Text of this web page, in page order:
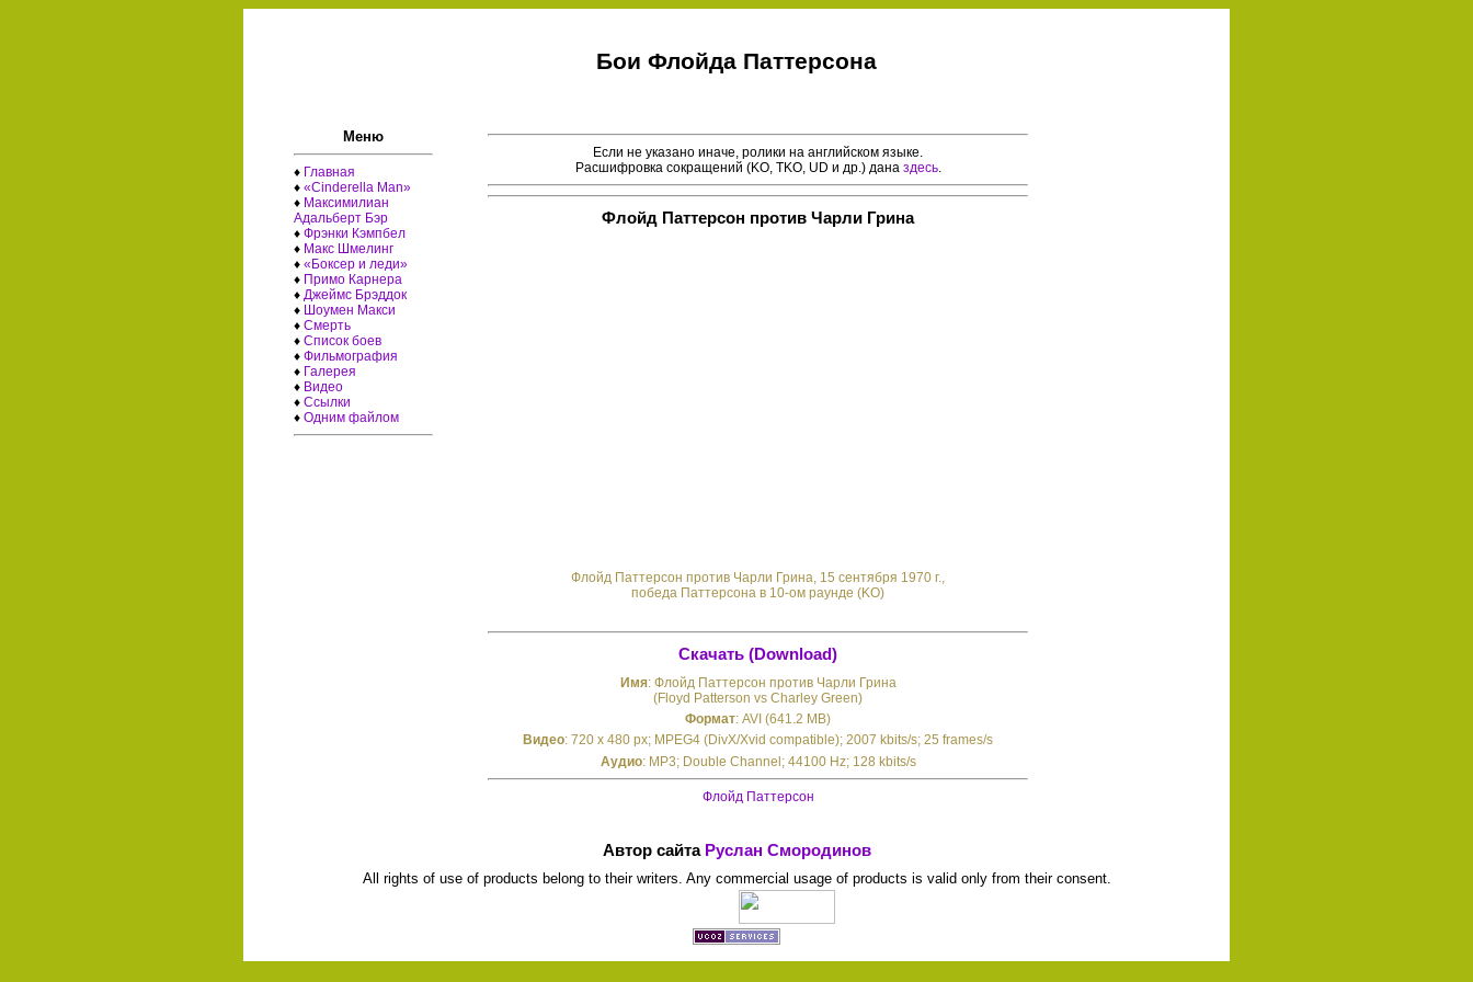
Бои Флойда Паттерсона
Меню
♦ Главная
♦«Cinderella Man»
♦ Максимилиан
Адальберт Бэр
♦Фрэнки Кэмпбел
♦ Макс Шмелинг
♦«Боксер и леди»
♦ Примо Карнера
♦ Джеймс Брэддок
♦ Шоумен Макси
♦Смерть
♦Список боев
♦Фильмография
♦ Галерея
♦ Видео
♦Ссылки
♦Одним файлом
Если не указано иначе, ролики на английском языке.
Расшифровка сокращений (KO, TKO, UD и др.) дана здесь.
Флойд Паттерсон против Чарли Грина
Флойд Паттерсон против Чарли Грина, 15 сентября 1970 г.,
победа Паттерсона в 10-ом раунде (KO)
Скачать (Download)
Имя: Флойд Паттерсон против Чарли Грина
(Floyd Patterson vs Charley Green)
Формат: AVI (641.2 MB)
Видео: 720 x 480 px; MPEG4 (DivX/Xvid compatible); 2007 kbits/s; 25 frames/s
Аудио: MP3; Double Channel; 44100 Hz; 128 kbits/s
Флойд Паттерсон
Автор сайта Руслан Смородинов
All rights of use of products belong to their writers. Any commercial usage of products is valid only from their consent.